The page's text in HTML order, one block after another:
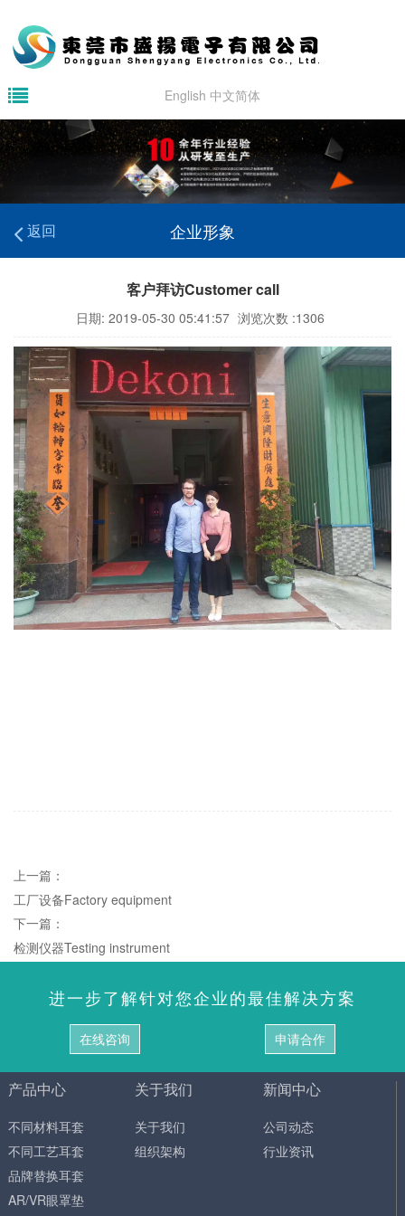
English 中文简体
返回 企业形象
客户拜访Customer call
日期: 2019-05-30 05:41:57 浏览次数 :1306
上一篇：
工厂设备Factory equipment
下一篇：
检测仪器Testing instrument
进一步了解针对您企业的最佳解决方案
在线咨询 申请合作
产品中心
不同材料耳套
不同工艺耳套
品牌替换耳套
AR/VR眼罩垫
关于我们
关于我们
组织架构
新闻中心
公司动态
行业资讯